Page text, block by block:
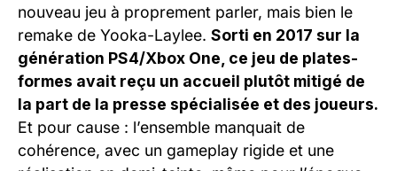
nouveau jeu à proprement parler, mais bien le
remake de Yooka-Laylee. Sorti en 2017 sur la
génération PS4/Xbox One, ce jeu de plates-
formes avait reçu un accueil plutôt mitigé de
la part de la presse spécialisée et des joueurs.
Et pour cause : l’ensemble manquait de
cohérence, avec un gameplay rigide et une